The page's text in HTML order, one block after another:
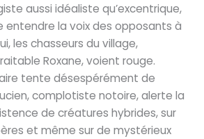
aussi idéaliste qu’excentrique,
entendre la voix des opposants à
les chasseurs du village,
Roxane, voient rouge.
tente désespérément de
complotiste notoire, alerte la
de créatures hybrides, sur
et même sur de mystérieux